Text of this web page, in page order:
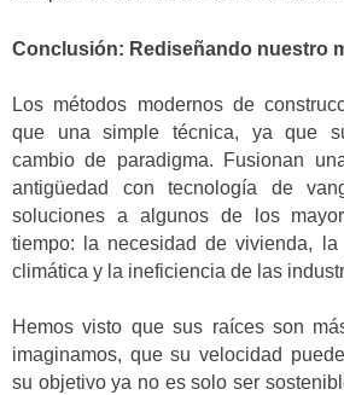
Conclusión: Rediseñando nuestro
Los métodos modernos de
que una simple técnica, ya que
cambio de paradigma. Fusionan
antigüedad con tecnología de
soluciones a algunos de los
tiempo: la necesidad de vivienda,
climática y la ineficiencia de las
Hemos visto que sus raíces son
imaginamos, que su velocidad
su objetivo ya no es solo ser